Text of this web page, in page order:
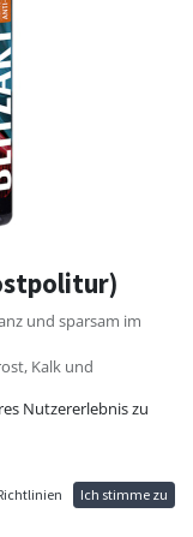
und sparsam im
Kalk und
Nutzererlebnis zu
Ich stimme zu